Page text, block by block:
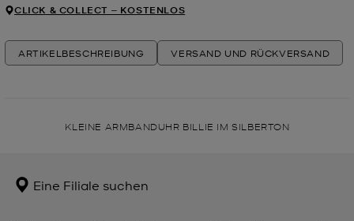
CLICK & COLLECT ‒ KOSTENLOS
ARTIKELBESCHREIBUNG VERSAND UND RÜCKVERSAND
KLEINE ARMBANDUHR BILLIE IM SILBERTON
Eine Filiale suchen